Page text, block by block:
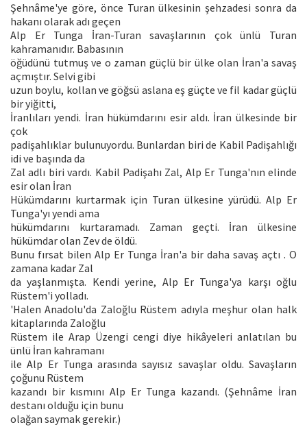
Şehnâme'ye göre, önce Turan ülkesinin şehzadesi sonra da
hakanı olarak adı geçen
Alp Er Tunga İran-Turan savaşlarının çok ünlü Turan
kahramanıdır. Babasının
öğüdünü tutmuş ve o zaman güçlü bir ülke olan İran'a savaş
açmıştır. Selvi gibi
uzun boylu, kollan ve göğsü aslana eş güçte ve fil kadar güçlü
bir yiğitti,
İranlıları yendi. İran hükümdarını esir aldı. İran ülkesinde bir
çok
padişahlıklar bulunuyordu. Bunlardan biri de Kabil Padişahlığı
idi ve başında da
Zal adlı biri vardı. Kabil Padişahı Zal, Alp Er Tunga'nın elinde
esir olan İran
Hükümdarını kurtarmak için Turan ülkesine yürüdü. Alp Er
Tunga'yı yendi ama
hükümdarını kurtaramadı. Zaman geçti. İran ülkesine
hükümdar olan Zev de öldü.
Bunu fırsat bilen Alp Er Tunga İran'a bir daha savaş açtı . O
zamana kadar Zal
da yaşlanmışta. Kendi yerine, Alp Er Tunga'ya karşı oğlu
Rüstem'i yolladı.
'Halen Anadolu'da Zaloğlu Rüstem adıyla meşhur olan halk
kitaplarında Zaloğlu
Rüstem ile Arap Üzengi cengi diye hikâyeleri anlatılan bu
ünlü İran kahramanı
ile Alp Er Tunga arasında sayısız savaşlar oldu. Savaşların
çoğunu Rüstem
kazandı bir kısmını Alp Er Tunga kazandı. (Şehnâme İran
destanı olduğu için bunu
olağan saymak gerekir.)